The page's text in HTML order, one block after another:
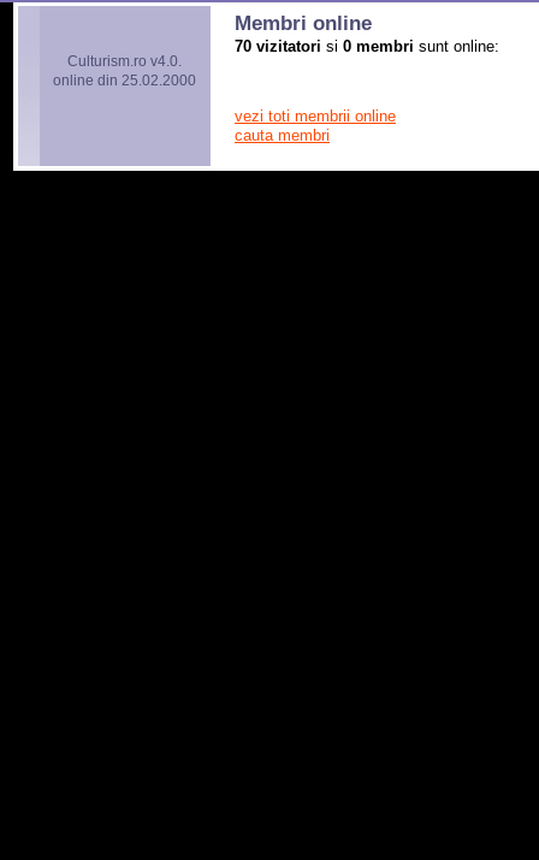
Culturism.ro v4.0.
online din 25.02.2000
Membri online
70 vizitatori si 0 membri sunt online:
vezi toti membrii online
cauta membri